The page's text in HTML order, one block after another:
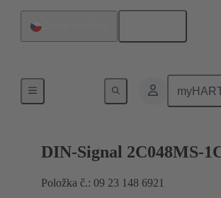
Připojení základní desky k dceřiné kartě
DIN-Signal 2C048MS-
Položka č.: 09 23 148 6921